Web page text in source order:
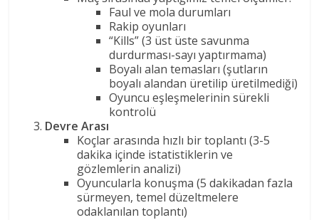
Faul ve mola durumları
Rakip oyunları
“Kills” (3 üst üste savunma
durdurması-sayı yaptırmama)
Boyalı alan temasları (şutların
boyalı alandan üretilip üretilmediği)
Oyuncu eşleşmelerinin sürekli
kontrolü
Devre Arası
Koçlar arasında hızlı bir toplantı (3-5
dakika içinde istatistiklerin ve
gözlemlerin analizi)
Oyuncularla konuşma (5 dakikadan fazla
sürmeyen, temel düzeltmelere
odaklanılan toplantı)